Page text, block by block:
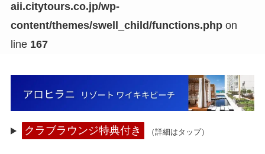
aii.citytours.co.jp/wp-
content/themes/swell_child/functions.phpon
line 167
クラブラウンジ特典付き （詳細はタップ）